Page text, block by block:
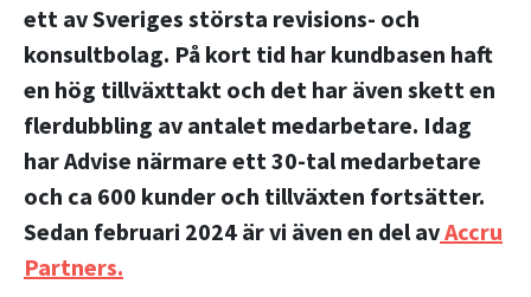
ett av Sveriges största revisions- och
konsultbolag. På kort tid har kundbasen haft
en hög tillväxttakt och det har även skett en
flerdubbling av antalet medarbetare. Idag
har Advise närmare ett 30-tal medarbetare
och ca 600 kunder och tillväxten fortsätter.
Sedan februari 2024 är vi även en del avAccru
Partners.